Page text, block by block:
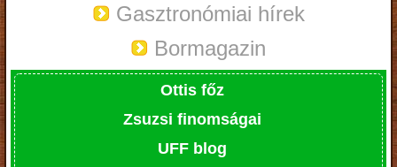
Gasztronómiai hírek
Bormagazin
Ottis főz
Zsuzsi finomságai
UFF blog